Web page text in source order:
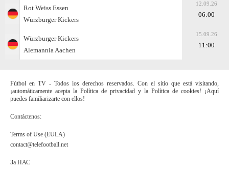
Rot Weiss Essen
Würzburger Kickers
12.09.26
06:00
Würzburger Kickers
Alemannia Aachen
15.09.26
11:00
Fútbol en TV - Todos los derechos reservados. Con el sitio que está visitando,
¡automáticamente acepta la Política de privacidad y la Política de cookies! ¡Aquí
puedes familiarizarte con ellos!
Contáctenos:
Terms of Use (EULA)
contact@telefootball.net
За НАС